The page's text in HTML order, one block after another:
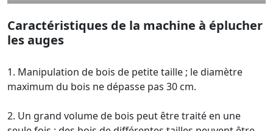
Caractéristiques de la machine à éplucher
les auges
1. Manipulation de bois de petite taille ; le diamètre
maximum du bois ne dépasse pas 30 cm.
2. Un grand volume de bois peut être traité en une